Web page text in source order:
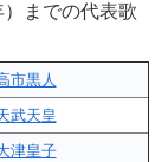
までの代表歌
市黒人
武天皇
津皇子